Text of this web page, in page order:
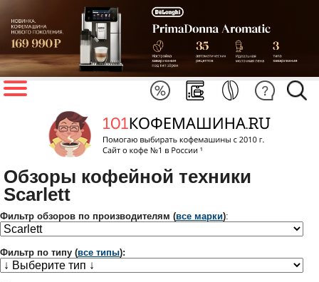
Обзоры кофейной техники
Scarlett
Фильтр обзоров по производителям (все марки):
Фильтр по типу (все типы):